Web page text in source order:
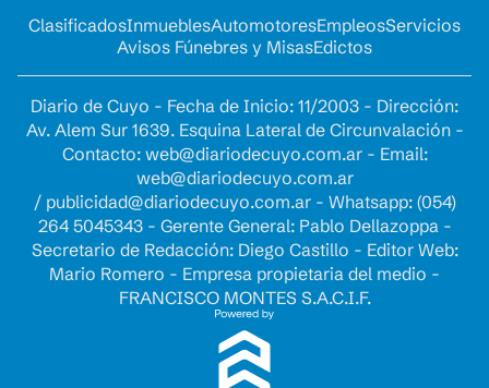
ClasificadosInmueblesAutomotoresEmpleosServicios
Avisos Fúnebres y MisasEdictos
Diario de Cuyo - Fecha de Inicio: 11/2003 - Dirección:
Av. Alem Sur 1639. Esquina Lateral de Circunvalación -
Contacto: web@diariodecuyo.com.ar- Email:
web@diariodecuyo.com.ar
/ publicidad@diariodecuyo.com.ar- Whatsapp: (054)
264 5045343 - Gerente General: Pablo Dellazoppa -
Secretario de Redacción: Diego Castillo - Editor Web:
Mario Romero - Empresa propietaria del medio -
FRANCISCO MONTES S.A.C.I.F.